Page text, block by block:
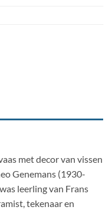
met decor van vissen
Genemans (1930-
leerling van Frans
tekenaar en